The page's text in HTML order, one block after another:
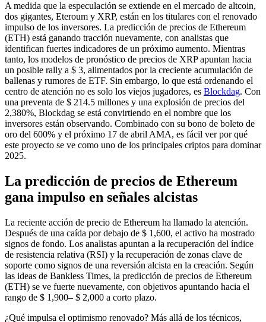
A medida que la especulación se extiende en el mercado de altcoin,
dos gigantes, Eteroum y XRP, están en los titulares con el renovado
impulso de los inversores. La predicción de precios de Ethereum
(ETH) está ganando tracción nuevamente, con analistas que
identifican fuertes indicadores de un próximo aumento. Mientras
tanto, los modelos de pronóstico de precios de XRP apuntan hacia
un posible rally a $ 3, alimentados por la creciente acumulación de
ballenas y rumores de ETF. Sin embargo, lo que está ordenando el
centro de atención no es solo los viejos jugadores, es Blockdag. Con
una preventa de $ 214.5 millones y una explosión de precios del
2,380%, Blockdag se está convirtiendo en el nombre que los
inversores están observando. Combinado con su bono de boleto de
oro del 600% y el próximo 17 de abril AMA, es fácil ver por qué
este proyecto se ve como uno de los principales criptos para dominar
2025.
La predicción de precios de Ethereum
gana impulso en señales alcistas
La reciente acción de precio de Ethereum ha llamado la atención.
Después de una caída por debajo de $ 1,600, el activo ha mostrado
signos de fondo. Los analistas apuntan a la recuperación del índice
de resistencia relativa (RSI) y la recuperación de zonas clave de
soporte como signos de una reversión alcista en la creación. Según
las ideas de Bankless Times, la predicción de precios de Ethereum
(ETH) se ve fuerte nuevamente, con objetivos apuntando hacia el
rango de $ 1,900– $ 2,000 a corto plazo.
¿Qué impulsa el optimismo renovado? Más allá de los técnicos,